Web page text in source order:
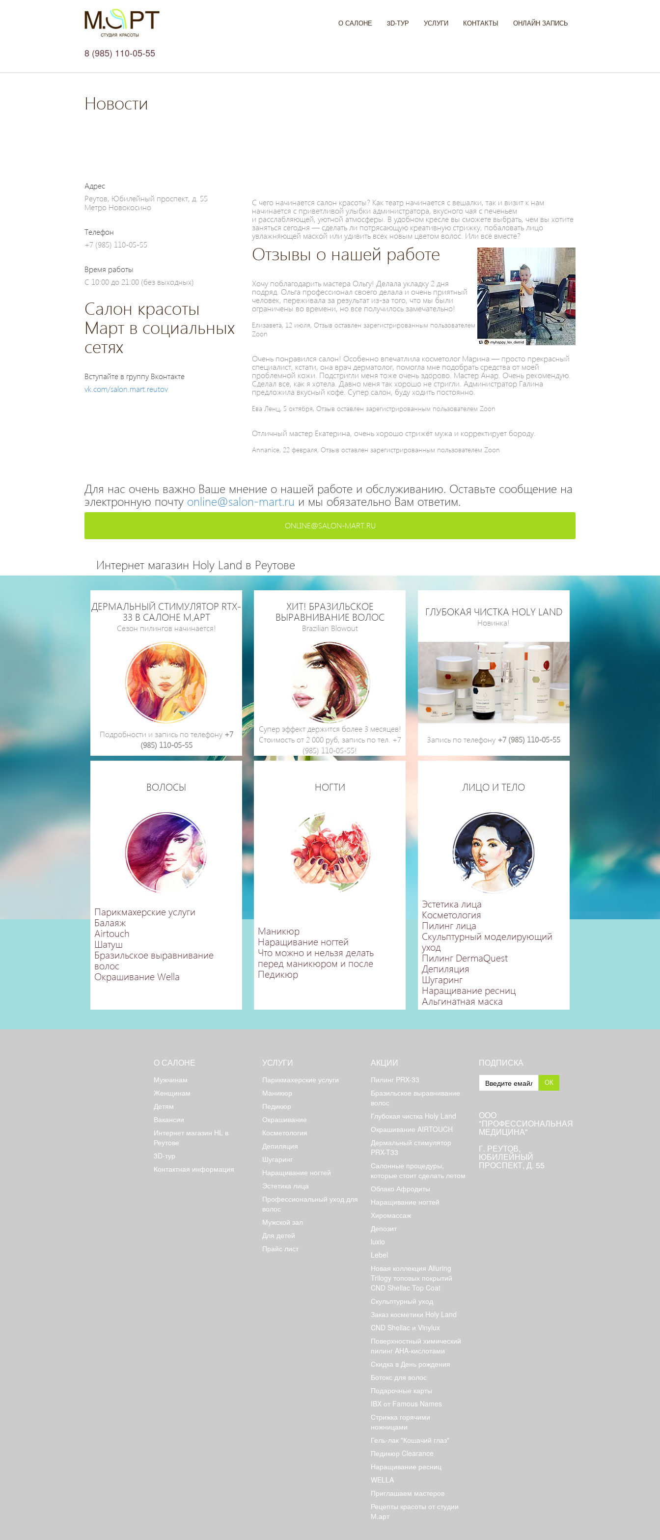
8 (985) 110-05-55
О САЛОНЕ 3D-ТУР УСЛУГИ КОНТАКТЫ ОНЛАЙН ЗАПИСЬ
Новости
Адрес
Реутов, Юбилейный проспект, д. 55
Метро Новокосино
Телефон
+7 (985) 110-05-55
Время работы
С 10:00 до 21:00 (без выходных)
Салон красоты
Март в социальных
сетях
Вступайте в группу Вконтакте
vk.com/salon.mart.reutov
С чего начинается салон красоты? Как театр начинается с вешалки, так и визит к нам
начинается с приветливой улыбки администратора, вкусного чая с печеньем
и расслабляющей, уютной атмосферы. В удобном кресле вы сможете выбрать, чем вы хотите
заняться сегодня — сделать ли потрясающую креативную стрижку, побаловать лицо
увлажняющей маской или удивить всех новым цветом волос. Или всё вместе?
Отзывы о нашей работе
Хочу поблагодарить мастера Ольгу! Делала укладку 2 дня
подряд. Ольга профессионал своего делала и очень приятный
человек, переживала за результат из-за того, что мы были
ограничены во времени, но все получилось замечательно!
Елизавета, 12 июля, Отзыв оставлен зарегистрированным пользователем
Zoon
Очень понравился салон! Особенно впечатлила косметолог Марина — просто прекрасный
специалист, кстати, она врач дерматолог, помогла мне подобрать средства от моей
проблемной кожи. Подстригли меня тоже очень здорово. Мастер Анар. Очень рекомендую.
Сделал все, как я хотела. Давно меня так хорошо не стригли. Администратор Галина
предложила вкусный кофе. Супер салон, буду ходить постоянно.
Ева Ленц, 5 октября, Отзыв оставлен зарегистрированным пользователем Zoon
Отличный мастер Екатерина, очень хорошо стрижёт мужа и корректирует бороду.
Annanice, 22 февраля, Отзыв оставлен зарегистрированным пользователем Zoon
Для нас очень важно Ваше мнение о нашей работе и обслуживанию. Оставьте сообщение на
электронную почту online@salon-mart.ru и мы обязательно Вам ответим.
ONLINE@SALON-MART.RU
Интернет магазин Holy Land в Реутове
ДЕРМАЛЬНЫЙ СТИМУЛЯТОР RTX-
33 В САЛОНЕ М.АРТ
Сезон пилингов начинается!
Подробности и запись по телефону +7
(985) 110-05-55
ХИТ! БРАЗИЛЬСКОЕ
ВЫРАВНИВАНИЕ ВОЛОС
Brazilian Blowout
Супер эффект держится более 3 месяцев!
Стоимость от 2 000 руб, запись по тел. +7
(985) 110-05-55!
ГЛУБОКАЯ ЧИСТКА HOLY LAND
Новинка!
Запись по телефону +7 (985) 110-05-55
ВОЛОСЫ
Парикмахерские услуги
Балаяж
Airtouch
Шатуш
Бразильское выравнивание
волос
Окрашивание Wella
НОГТИ
Маникюр
Наращивание ногтей
Что можно и нельзя делать
перед маникюром и после
Педикюр
ЛИЦО И ТЕЛО
Эстетика лица
Косметология
Пилинг лица
Скульптурный моделирующий
уход
Пилинг DermaQuest
Депиляция
Шугаринг
Наращивание ресниц
Альгинатная маска
О САЛОНЕ
Мужчинам
Женщинам
Детям
Вакансии
Интернет магазин HL в
Реутове
3D-тур
Контактная информация
УСЛУГИ
Парикмахерские услуги
Маникюр
Педикюр
Окрашивание
Косметология
Депиляция
Шугаринг
Наращивание ногтей
Эстетика лица
Профессиональный уход для
волос
Мужской зал
Для детей
Прайс лист
АКЦИИ
Пилинг PRX-33
Бразильское выравнивание
волос
Глубокая чистка Holy Land
Окрашивание AIRTOUCH
Дермальный стимулятор
PRX-T33
Салонные процедуры,
которые стоит сделать летом
Облако Афродиты
Наращивание ногтей
Хиромассаж
Депозит
luxio
Lebel
Новая коллекция Alluring
Trilogy топовых покрытий
CND Shellac Top Coat
Скульптурный уход
Заказ косметики Holy Land
CND Shellac и Vinylux
Поверхностный химический
пилинг AHA-кислотами
Скидка в День рождения
Ботокс для волос
Подарочные карты
IBX от Famous Names
Стрижка горячими
ножницами
Гель-лак "Кошачий глаз"
Педикюр Clearance
Наращивание ресниц
WELLA
Приглашаем мастеров
Рецепты красоты от студии
М.арт
ПОДПИСКА
ОК
ООО
"ПРОФЕССИОНАЛЬНАЯ
МЕДИЦИНА"
Г. РЕУТОВ,
ЮБИЛЕЙНЫЙ
ПРОСПЕКТ, Д. 55